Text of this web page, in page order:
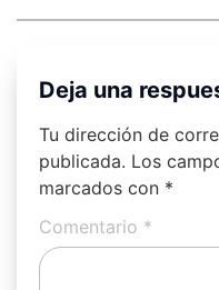
Deja una
Tu dirección de
publicada. Los
marcados con *
Comentario *